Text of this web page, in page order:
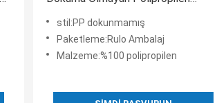
Kumaş
stil:PP dokunmamış
Paketleme:Rulo Ambalaj
Malzeme:%100 polipropilen